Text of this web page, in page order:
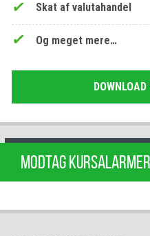
Skat af valutahandel
Og meget mere…
MODTAG KURSALARMER